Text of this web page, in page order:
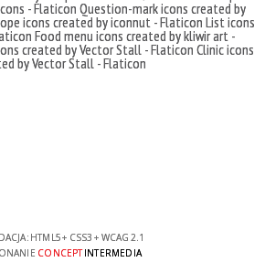
- Flaticon Question-mark icons created by
icons created by iconnut - Flaticon List icons
Food menu icons created by kliwir art -
created by Vector Stall - Flaticon Clinic icons
by Vector Stall - Flaticon
HTML5+ CSS3 + WCAG 2.1
CONCEPTINTERMEDIA